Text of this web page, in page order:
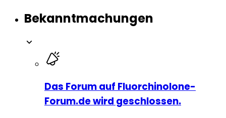
Bekanntmachungen
Das Forum auf Fluorchinolone-
Forum.de wird geschlossen.